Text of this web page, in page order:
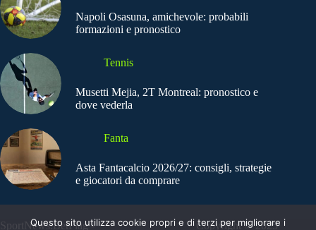
Napoli Osasuna, amichevole: probabili
formazioni e pronostico
Tennis
Musetti Mejia, 2T Montreal: pronostico e
dove vederla
Fanta
Asta Fantacalcio 2026/27: consigli, strategie
e giocatori da comprare
SportNews.BetFlag - Copyright © 2025
Questo sito utilizza cookie propri e di terzi per migliorare i